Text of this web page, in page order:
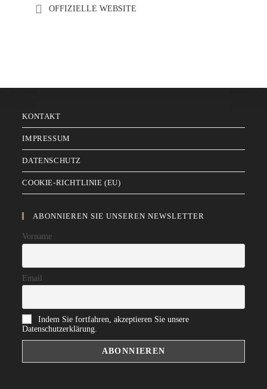
OFFIZIELLE WEBSITE
KONTAKT
IMPRESSUM
DATENSCHUTZ
COOKIE-RICHTLINIE (EU)
ABONNIEREN SIE UNSEREN NEWSLETTER
Vorname
Email
Indem Sie fortfahren, akzeptieren Sie unsere
Datenschutzerklärung.